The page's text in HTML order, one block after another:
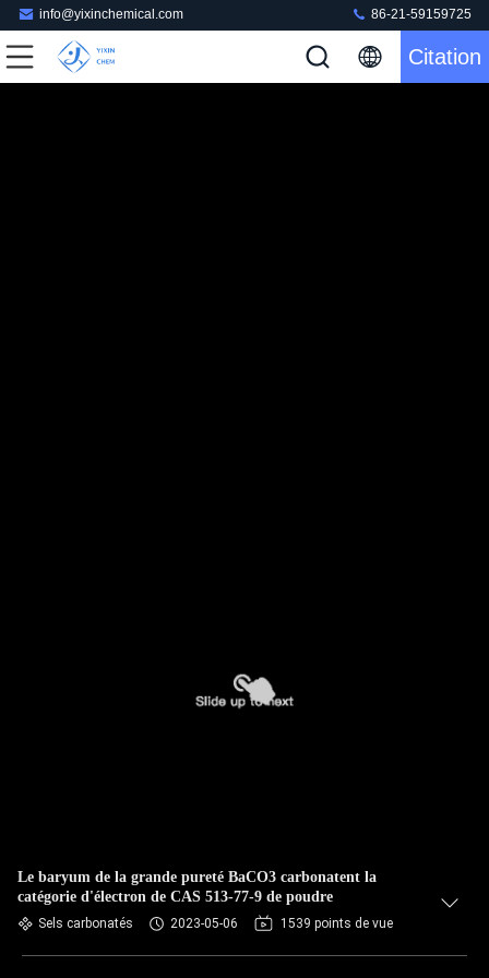
info@yixinchemical.com 86-21-59159725
Citation
Le baryum de la grande pureté BaCO3 carbonatent la
catégorie d'électron de CAS 513-77-9 de poudre
Sels carbonatés 2023-05-06 1539 points de vue